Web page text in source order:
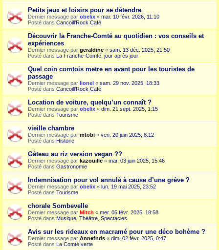
Petits jeux et loisirs pour se détendre
Dernier message par obelix « mar. 10 févr. 2026, 11:10
Posté dans Cancoill'Rock Café
Découvrir la Franche-Comté au quotidien : vos conseils et
expériences
Dernier message par geraldine « sam. 13 déc. 2025, 21:50
Posté dans La Franche-Comté, jour après jour
Quel coin comtois metre en avant pour les touristes de
passage
Dernier message par lionel « sam. 29 nov. 2025, 18:33
Posté dans Cancoill'Rock Café
Location de voiture, quelqu’un connaît ?
Dernier message par obelix « dim. 21 sept. 2025, 1:15
Posté dans Tourisme
vieille chambre
Dernier message par mtobi « ven. 20 juin 2025, 8:12
Posté dans Histoire
Gâteau au riz version vegan ??
Dernier message par kazouille « mar. 03 juin 2025, 15:46
Posté dans Gastronomie
Indemnisation pour vol annulé à cause d’une grève ?
Dernier message par obelix « lun. 19 mai 2025, 23:52
Posté dans Tourisme
chorale Sombevelle
Dernier message par Mitch « mer. 05 févr. 2025, 18:58
Posté dans Musique, Théâtre, Spectacles
Avis sur les rideaux en macramé pour une déco bohème ?
Dernier message par Annefnds « dim. 02 févr. 2025, 0:47
Posté dans La Comté verte